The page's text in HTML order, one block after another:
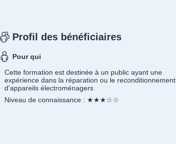
Profil des bénéficiaires
Pour qui
Cette formation est destinée à un public ayant une
expérience dans la réparation ou le reconditionnement
d'appareils électroménagers
Niveau de connaissance : ★★★☆☆